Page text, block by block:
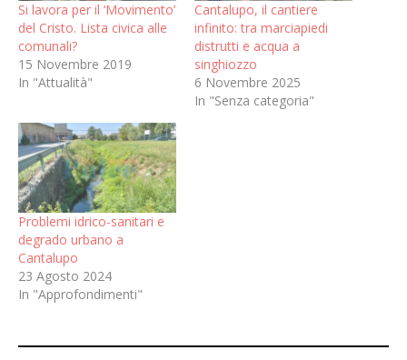
Si lavora per il ‘Movimento’
del Cristo. Lista civica alle
comunali?
15 Novembre 2019
In "Attualità"
Cantalupo, il cantiere
infinito: tra marciapiedi
distrutti e acqua a
singhiozzo
6 Novembre 2025
In "Senza categoria"
Problemi idrico-sanitari e
degrado urbano a
Cantalupo
23 Agosto 2024
In "Approfondimenti"